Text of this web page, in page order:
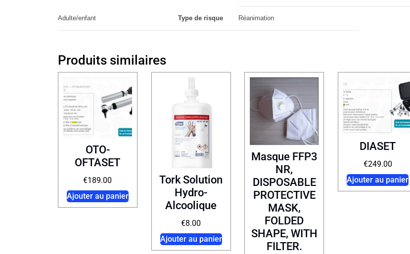
Adulte/enfant Type de risque Réanimation
Produits similaires
OTO-
OFTASET
€189.00
Ajouter au panier
Tork Solution
Hydro-
Alcoolique
€8.00
Ajouter au panier
Masque FFP3
NR,
DISPOSABLE
PROTECTIVE
MASK,
FOLDED
SHAPE, WITH
FILTER.
DIASET
€249.00
Ajouter au panier